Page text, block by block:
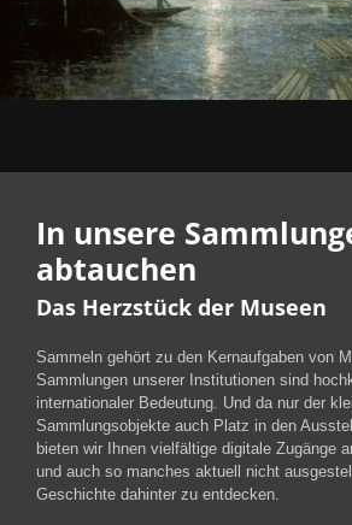
In unsere
abtauchen
Das Herzstück der Museen
Sammeln gehört zu den Kernaufgaben von
Sammlungen unserer Institutionen sind
internationaler Bedeutung. Und da nur der
Sammlungsobjekte auch Platz in den
bieten wir Ihnen vielfältige digitale Zugänge
und auch so manches aktuell nicht
Geschichte dahinter zu entdecken.